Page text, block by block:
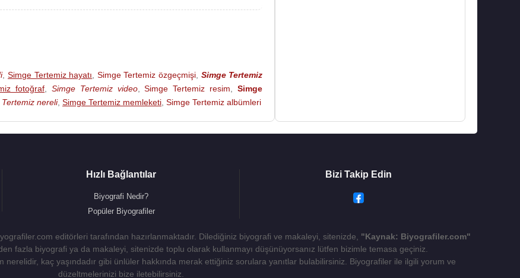
,Simge Tertemiz hayatı Simge Tertemiz özgeçmişi, Simge Tertemiz
fotoğraf Simge Tertemiz video,Simge Tertemiz resim ,Simge
nereli, Simge Tertemiz memleketi Simge Tertemiz albümleri
Hızlı Bağlantılar
Biyografi Nedir?
Popüler Biyografiler
Bizi Takip Edin
editörleri tarafından hazırlanmaktadır. Dilediğiniz biyografi ve makaleyi, sitenizde, "Kaynak: Biyografiler.com"
fazla biyografi ya da makaleyi, sitenizde toplu olarak kullanmayı düşünüyorsanız lütfen bizimle temasa geçiniz.
kaç yaşındadır gibi ünlüler hakkında merak ettiğiniz sorulara yanıtlar bulabilirsiniz. Biyografiler ile ilgili yorum ve
düzeltmelerinizi bize iletebilirsiniz.